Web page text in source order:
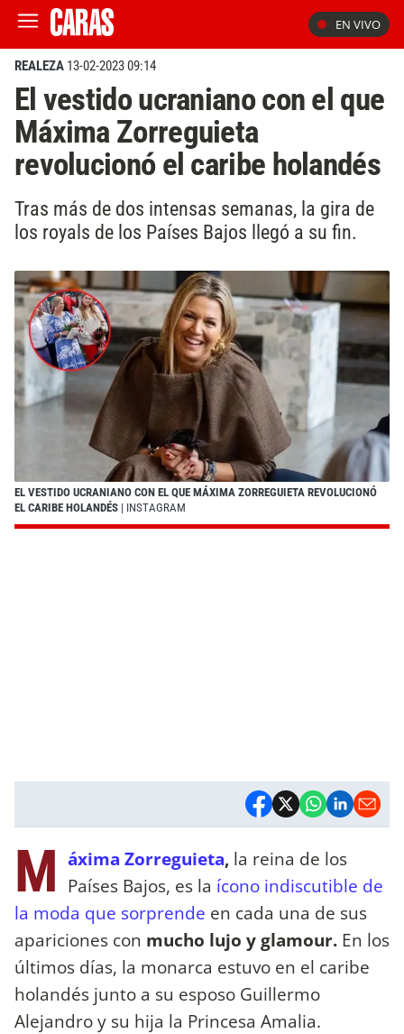
EN VIVO
REALEZA 13-02-2023 09:14
El vestido ucraniano con el que
Máxima Zorreguieta
revolucionó el caribe holandés
Tras más de dos intensas semanas, la gira de
los royals de los Países Bajos llegó a su fin.
EL VESTIDO UCRANIANO CON EL QUE MÁXIMA ZORREGUIETA REVOLUCIONÓ
EL CARIBE HOLANDÉS | INSTAGRAM
M áxima Zorreguieta, la reina de los
Países Bajos, es la ícono indiscutible de
la moda que sorprende en cada una de sus
apariciones con mucho lujo y glamour. En los
últimos días, la monarca estuvo en el caribe
holandés junto a su esposo Guillermo
Alejandro y su hija la Princesa Amalia.